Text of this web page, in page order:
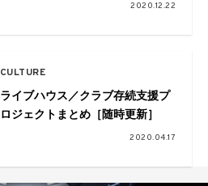
2020.12.22
CULTURE
ライブハウス／クラブ存続支援プ
ロジェクトまとめ［随時更新］
2020.04.17